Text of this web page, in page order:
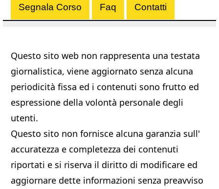
Segnala Corso Faq Contatti
Questo sito web non rappresenta una testata
giornalistica, viene aggiornato senza alcuna
periodicità fissa ed i contenuti sono frutto ed
espressione della volontà personale degli
utenti.
Questo sito non fornisce alcuna garanzia sull'
accuratezza e completezza dei contenuti
riportati e si riserva il diritto di modificare ed
aggiornare dette informazioni senza preavviso